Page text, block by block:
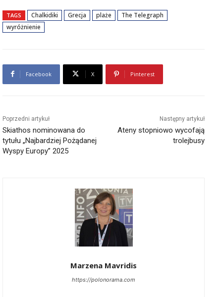
TAGS Chalkidiki Grecja plaże
The Telegraph
wyróżnienie
Facebook X Pinterest
Poprzedni artykuł
Skiathos nominowana do
tytułu „Najbardziej Pożądanej
Wyspy Europy” 2025
Następny artykuł
Ateny stopniowo wycofają
trolejbusy
Marzena Mavridis
https://polonorama.com